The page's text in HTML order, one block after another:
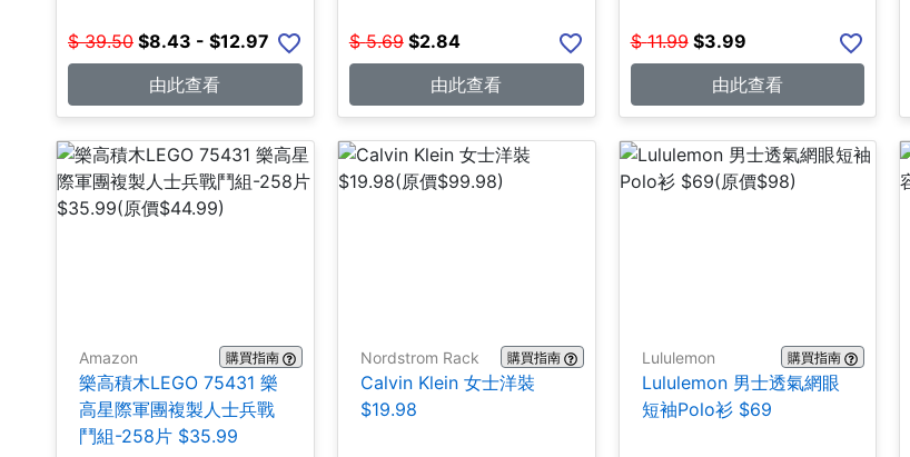
$ 39.50 $8.43 - $12.97
由此查看
$ 5.69 $2.84
由此查看
$ 11.99 $3.99
由此查看
Amazon 購買指南
樂高積木LEGO 75431 樂
高星際軍團複製人士兵戰
鬥組-258片 $35.99
Nordstrom Rack 購買指南
Calvin Klein 女士洋裝
$19.98
Lululemon 購買指南
Lululemon 男士透氣網眼
短袖Polo衫 $69